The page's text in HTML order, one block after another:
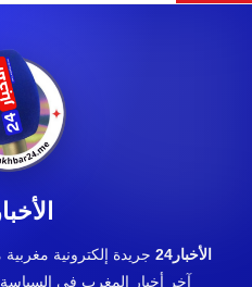
الأخبار24
جريدة إلكترونية
آخر أخبار المغرب في السياسة،